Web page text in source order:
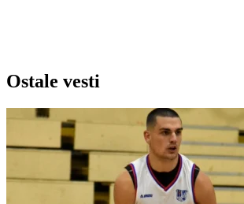
Ostale vesti